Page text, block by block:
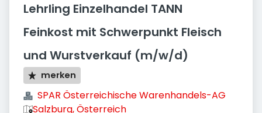
Lehrling Einzelhandel TANN
Feinkost mit Schwerpunkt Fleisch
und Wurstverkauf (m/w/d)
merken
SPAR Österreichische Warenhandels-AG
Salzburg, Österreich